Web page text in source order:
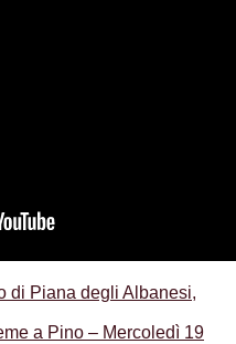
di Piana degli Albanesi,
a Pino – Mercoledì 19